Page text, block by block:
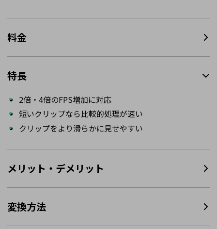
料金
特長
2倍・4倍のFPS増加に対応
短いクリップなら比較的処理が速い
クリップをより滑らかに見せやすい
メリット・デメリット
変換方法